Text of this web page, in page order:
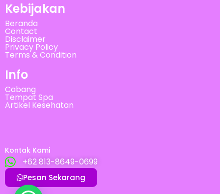
Kebijakan
Beranda
Contact
Disclaimer
Privacy Policy
Terms & Condition
Info
Cabang
Tempat Spa
Artikel Kesehatan
Kontak Kami
+62 813-8649-0699
Pesan Sekarang